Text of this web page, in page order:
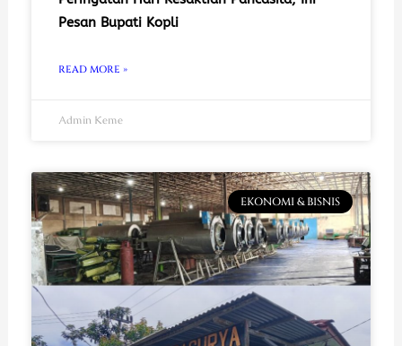
Pesan Bupati Kopli
READ MORE »
Admin Keme
EKONOMI & BISNIS